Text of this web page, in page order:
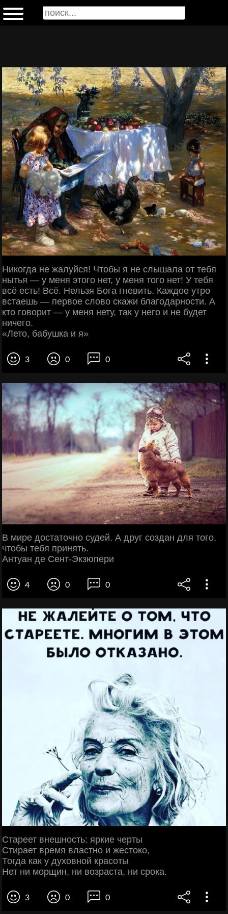
Никогда не жалуйся! Чтобы я не слышала от тебя
нытья — у меня этого нет, у меня того нет! У тебя
всё есть! Всё. Нельзя Бога гневить. Каждое утро
встаешь — первое слово скажи благодарности. А
кто говорит — у меня нету, так у него и не будет
ничего.
«Лето, бабушка и я»
3 0 0
В мире достаточно судей. А друг создан для того,
чтобы тебя принять.
Антуан де Сент-Экзюпери
4 0 0
Стареет внешность: яркие черты
Стирает время властно и жестоко,
Тогда как у духовной красоты
Нет ни морщин, ни возраста, ни срока.
3 0 0